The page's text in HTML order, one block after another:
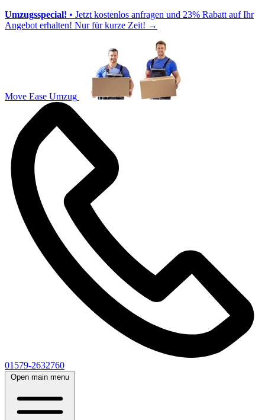
Umzugsspecial! • Jetzt kostenlos anfragen und 23% Rabatt auf Ihr
Angebot erhalten! Nur für kurze Zeit! →
Move Ease Umzug
01579-2632760
Open main menu